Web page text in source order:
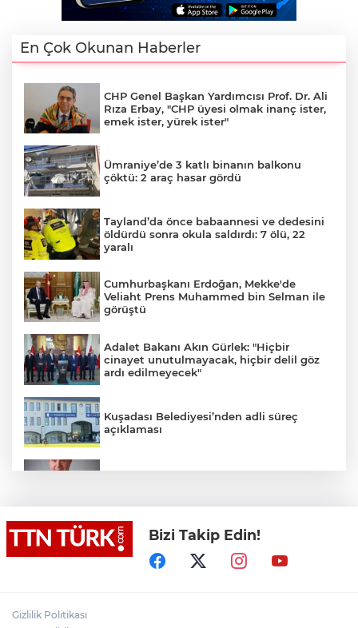
En Çok Okunan Haberler
CHP Genel Başkan Yardımcısı Prof. Dr. Ali
Rıza Erbay, "CHP üyesi olmak inanç ister,
emek ister, yürek ister"
Ümraniye’de 3 katlı binanın balkonu
çöktü: 2 araç hasar gördü
Tayland’da önce babaannesi ve dedesini
öldürdü sonra okula saldırdı: 7 ölü, 22
yaralı
Cumhurbaşkanı Erdoğan, Mekke'de
Veliaht Prens Muhammed bin Selman ile
görüştü
Adalet Bakanı Akın Gürlek: "Hiçbir
cinayet unutulmayacak, hiçbir delil göz
ardı edilmeyecek"
Kuşadası Belediyesi’nden adli süreç
açıklaması
Yeni aldığı motosikletle kaza yapan genç
gözyaşları arasında toprağa verildi
Bizi Takip Edin!
Gizlilik Politikası